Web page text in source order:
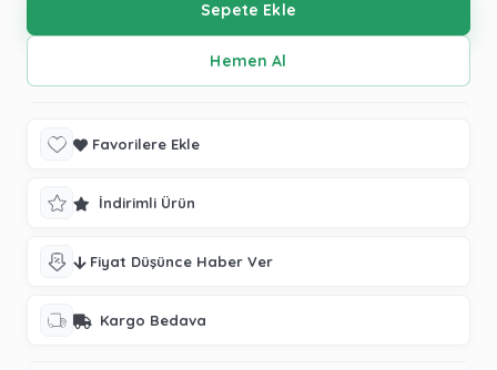
Favorilere Ekle
İndirimli Ürün
Fiyat Düşünce Haber Ver
Kargo Bedava